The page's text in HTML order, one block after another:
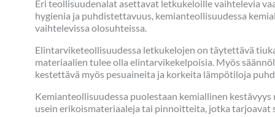
Eri teollisuudenalat asettavat letkukeloille vaihtelevia
hygienia ja puhdistettavuus, kemianteollisuudessa
vaihtelevissa olosuhteissa.
Elintarviketeollisuudessa letkukelojen on täytettävä
materiaalien tulee olla elintarvikekelpoisia. Myös
kestettävä myös pesuaineita ja korkeita lämpötiloja
Kemianteollisuudessa puolestaan kemiallinen
usein erikoismateriaaleja tai pinnoitteita, jotka